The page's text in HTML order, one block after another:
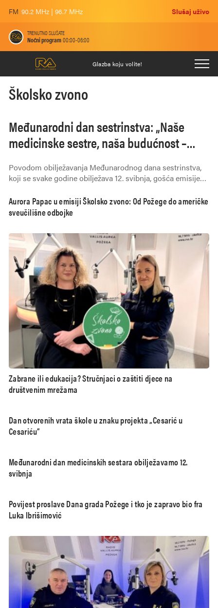
FM 90.2 MHz | 96.7 MHz Slušaj uživo
TRENUTNO SLUŠATE
Noćni program00:00-06:00
Glazba koju volite!
Školsko zvono
Međunarodni dan sestrinstva: „Naše
medicinske sestre, naša budućnost –
živote”
Povodom obilježavanja Međunarodnog dana sestrinstva,
koji se svake godine obilježava 12. svibnja, gošća emisije
za sestrinstvo u Općoj županijskoj bolnici Požega.
Aurora Papac u emisiji Školsko zvono: Od Požege do američke
sveučilišne odbojke
Zabrane ili edukacija? Stručnjaci o zaštiti djece na
društvenim mrežama
Dan otvorenih vrata škole u znaku projekta „Cesarić u
Cesariću”
Međunarodni dan medicinskih sestara obilježavamo 12.
svibnja
Povijest proslave Dana grada Požege i tko je zapravo bio fra
Luka Ibrišimović